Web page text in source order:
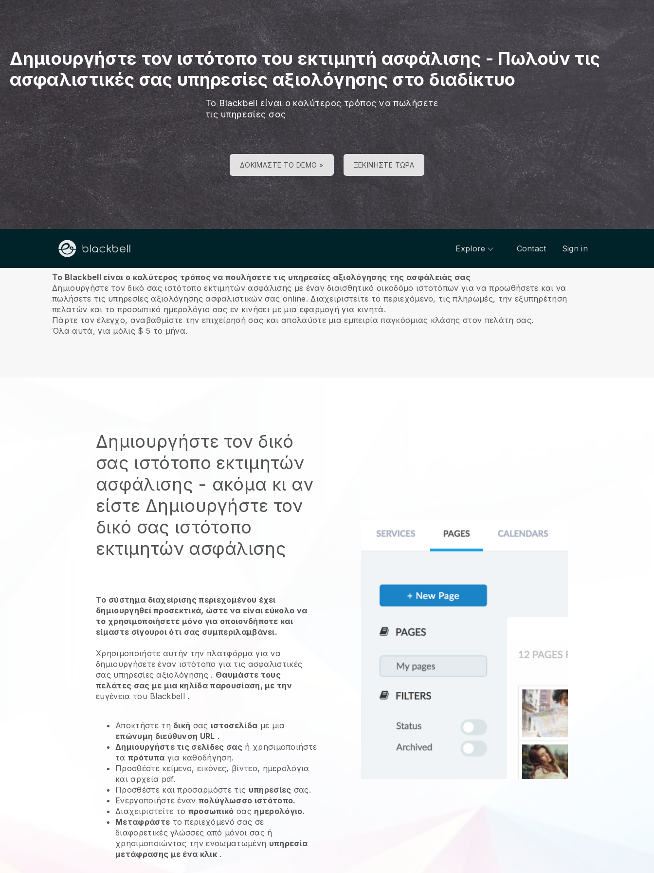
Δημιουργήστε τον ιστότοπο του εκτιμητή ασφάλισης- Πωλούν τις
ασφαλιστικές σας υπηρεσίες αξιολόγησης στο διαδίκτυο
Το Blackbell είναι ο καλύτερος τρόπος να πωλήσετε
τις υπηρεσίες σας
ΔΟΚΙΜΆΣΤΕ ΤΟ DEMO » ΞΕΚΙΝΉΣΤΕ ΤΏΡΑ
Explore Contact Sign in
Σχετικά με εμάς
Το Blackbell είναι ο καλύτερος τρόπος να πουλήσετε τις υπηρεσίες αξιολόγησης της ασφάλειάς σας
Δημιουργήστε τον δικό σας ιστότοπο εκτιμητών ασφάλισης με έναν διαισθητικό οικοδόμο ιστοτόπων για να προωθήσετε και να
πωλήσετε τις υπηρεσίες αξιολόγησης ασφαλιστικών σας online. Διαχειριστείτε το περιεχόμενο, τις πληρωμές, την εξυπηρέτηση
πελατών και το προσωπικό ημερολόγιο σας εν κινήσει με μια εφαρμογή για κινητά.
Πάρτε τον έλεγχο, αναβαθμίστε την επιχείρησή σας και απολαύστε μια εμπειρία παγκόσμιας κλάσης στον πελάτη σας.
Όλα αυτά, για μόλις $ 5 το μήνα.
Δημιουργήστε τον δικό
σας ιστότοπο εκτιμητών
ασφάλισης - ακόμα κι αν
είστε Δημιουργήστε τον
δικό σας ιστότοπο
εκτιμητών ασφάλισης
Το σύστημα διαχείρισης περιεχομένου έχει
δημιουργηθεί προσεκτικά, ώστε να είναι εύκολο να
το χρησιμοποιήσετε μόνο για οποιονδήποτε και
είμαστε σίγουροι ότι σας συμπεριλαμβάνει.
Χρησιμοποιήστε αυτήν την πλατφόρμα για να
δημιουργήσετε έναν ιστότοπο για τις ασφαλιστικές
σας υπηρεσίες αξιολόγησης . Θαυμάστε τους
πελάτες σας με μια κηλίδα παρουσίαση, με την
ευγένεια του Blackbell .
Αποκτήστε τη δική σας ιστοσελίδα με μια
επώνυμη διεύθυνση URL .
Δημιουργήστε τις σελίδες σας ή χρησιμοποιήστε
τα πρότυπα για καθοδήγηση.
Προσθέστε κείμενο, εικόνες, βίντεο, ημερολόγια
και αρχεία pdf.
Προσθέστε και προσαρμόστε τις υπηρεσίες σας.
Ενεργοποιήστε ένανπολύγλωσσο ιστότοπο.
Διαχειριστείτε το προσωπικό σας ημερολόγιο.
Μεταφράστε το περιεχόμενό σας σε
διαφορετικές γλώσσες από μόνοι σας ή
χρησιμοποιώντας την ενσωματωμένη υπηρεσία
μετάφρασης με ένα κλικ .